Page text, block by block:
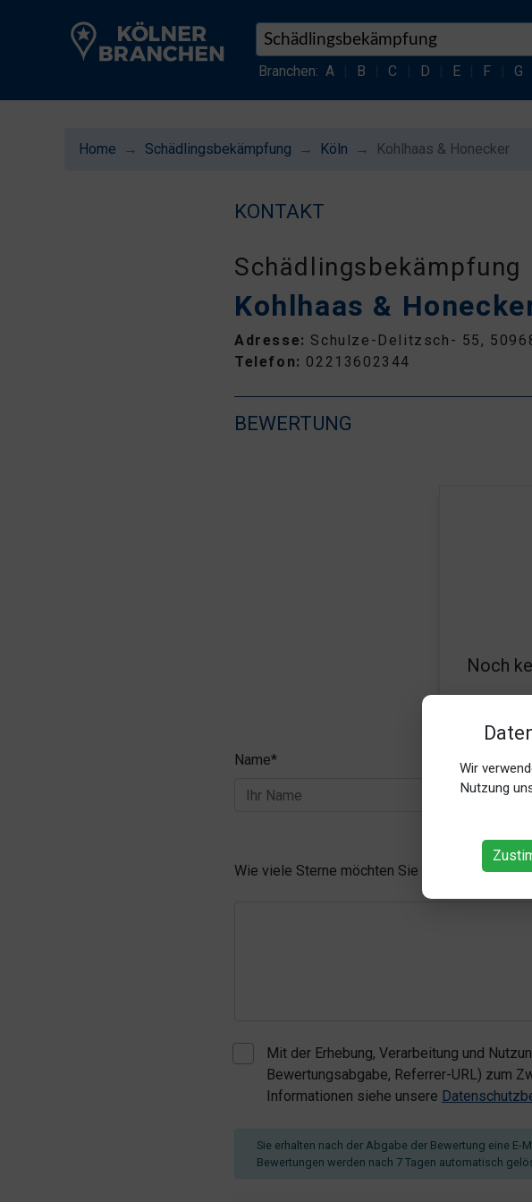
Wir
Nutzung
Branchen: A B C D E F G
Home Schädlingsbekämpfung Köln Kohlhaas & Honecker
KONTAKT
Schädlingsbekämpfung
Kohlhaas &
Adresse: Schulze-Delitzsch- 55,
Telefon: 02213602344
BEWERTUNG
Noch
Name*
Wie viele Sterne möchten Sie vergeben?*
Mit der Erhebung, Verarbeitung und
Bewertungsabgabe, Referrer-URL) zum
Informationen siehe unsere
Sie erhalten nach der Abgabe der Bewertung eine
Bewertungen werden nach 7 Tagen automatisch